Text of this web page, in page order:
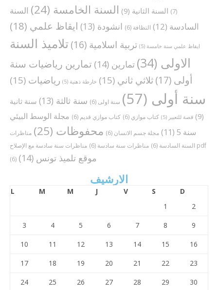
(7)
السنة الثانية (9) السنة الخامسة (24)
السنة
السادسة (12) النظافة (6) انشودة (13) ايقاظ علمي (18)
ايقاظ علمي سنة خامسة (5) تربية اسلامية (16)
تلاميذ السنة
الاولى (34) تمارين (14)
تمارين رياضيات سنة
أولى (17) ثلاثي ثاني (15) خارطة ذهنية (5) رياضيات (15)
سنة أولى (57) سنة اولى (6) سنة ثالثة (13)
سنة ثانية
(9)
قصة للتعبير (5) كتاب موازي (6) كتاب موازي قديم (6)
مجلة الوسط البيئي
سنة 5
(11) مجلة جسم الانسان (6) محفوظات (25)
مناظرات
السنة السادسة (6) مناظرات سنة سادسة (6)
مناظرات سنة سادسة مع الإصلاح pdf
(6)
موقع تلميذ تونس (14)
الارشيف
L M M J V S
D
1
2
3 4 5 6 7 8 9
10 11 12 13 14 15 16
17 18 19 20 21 22 23
24 25 26 27 28 29 30